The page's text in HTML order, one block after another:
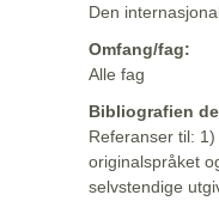
Den
Omfang/fag:
Alle fag
Bibliografien
Referanser til:
originalspråket
selvstendige